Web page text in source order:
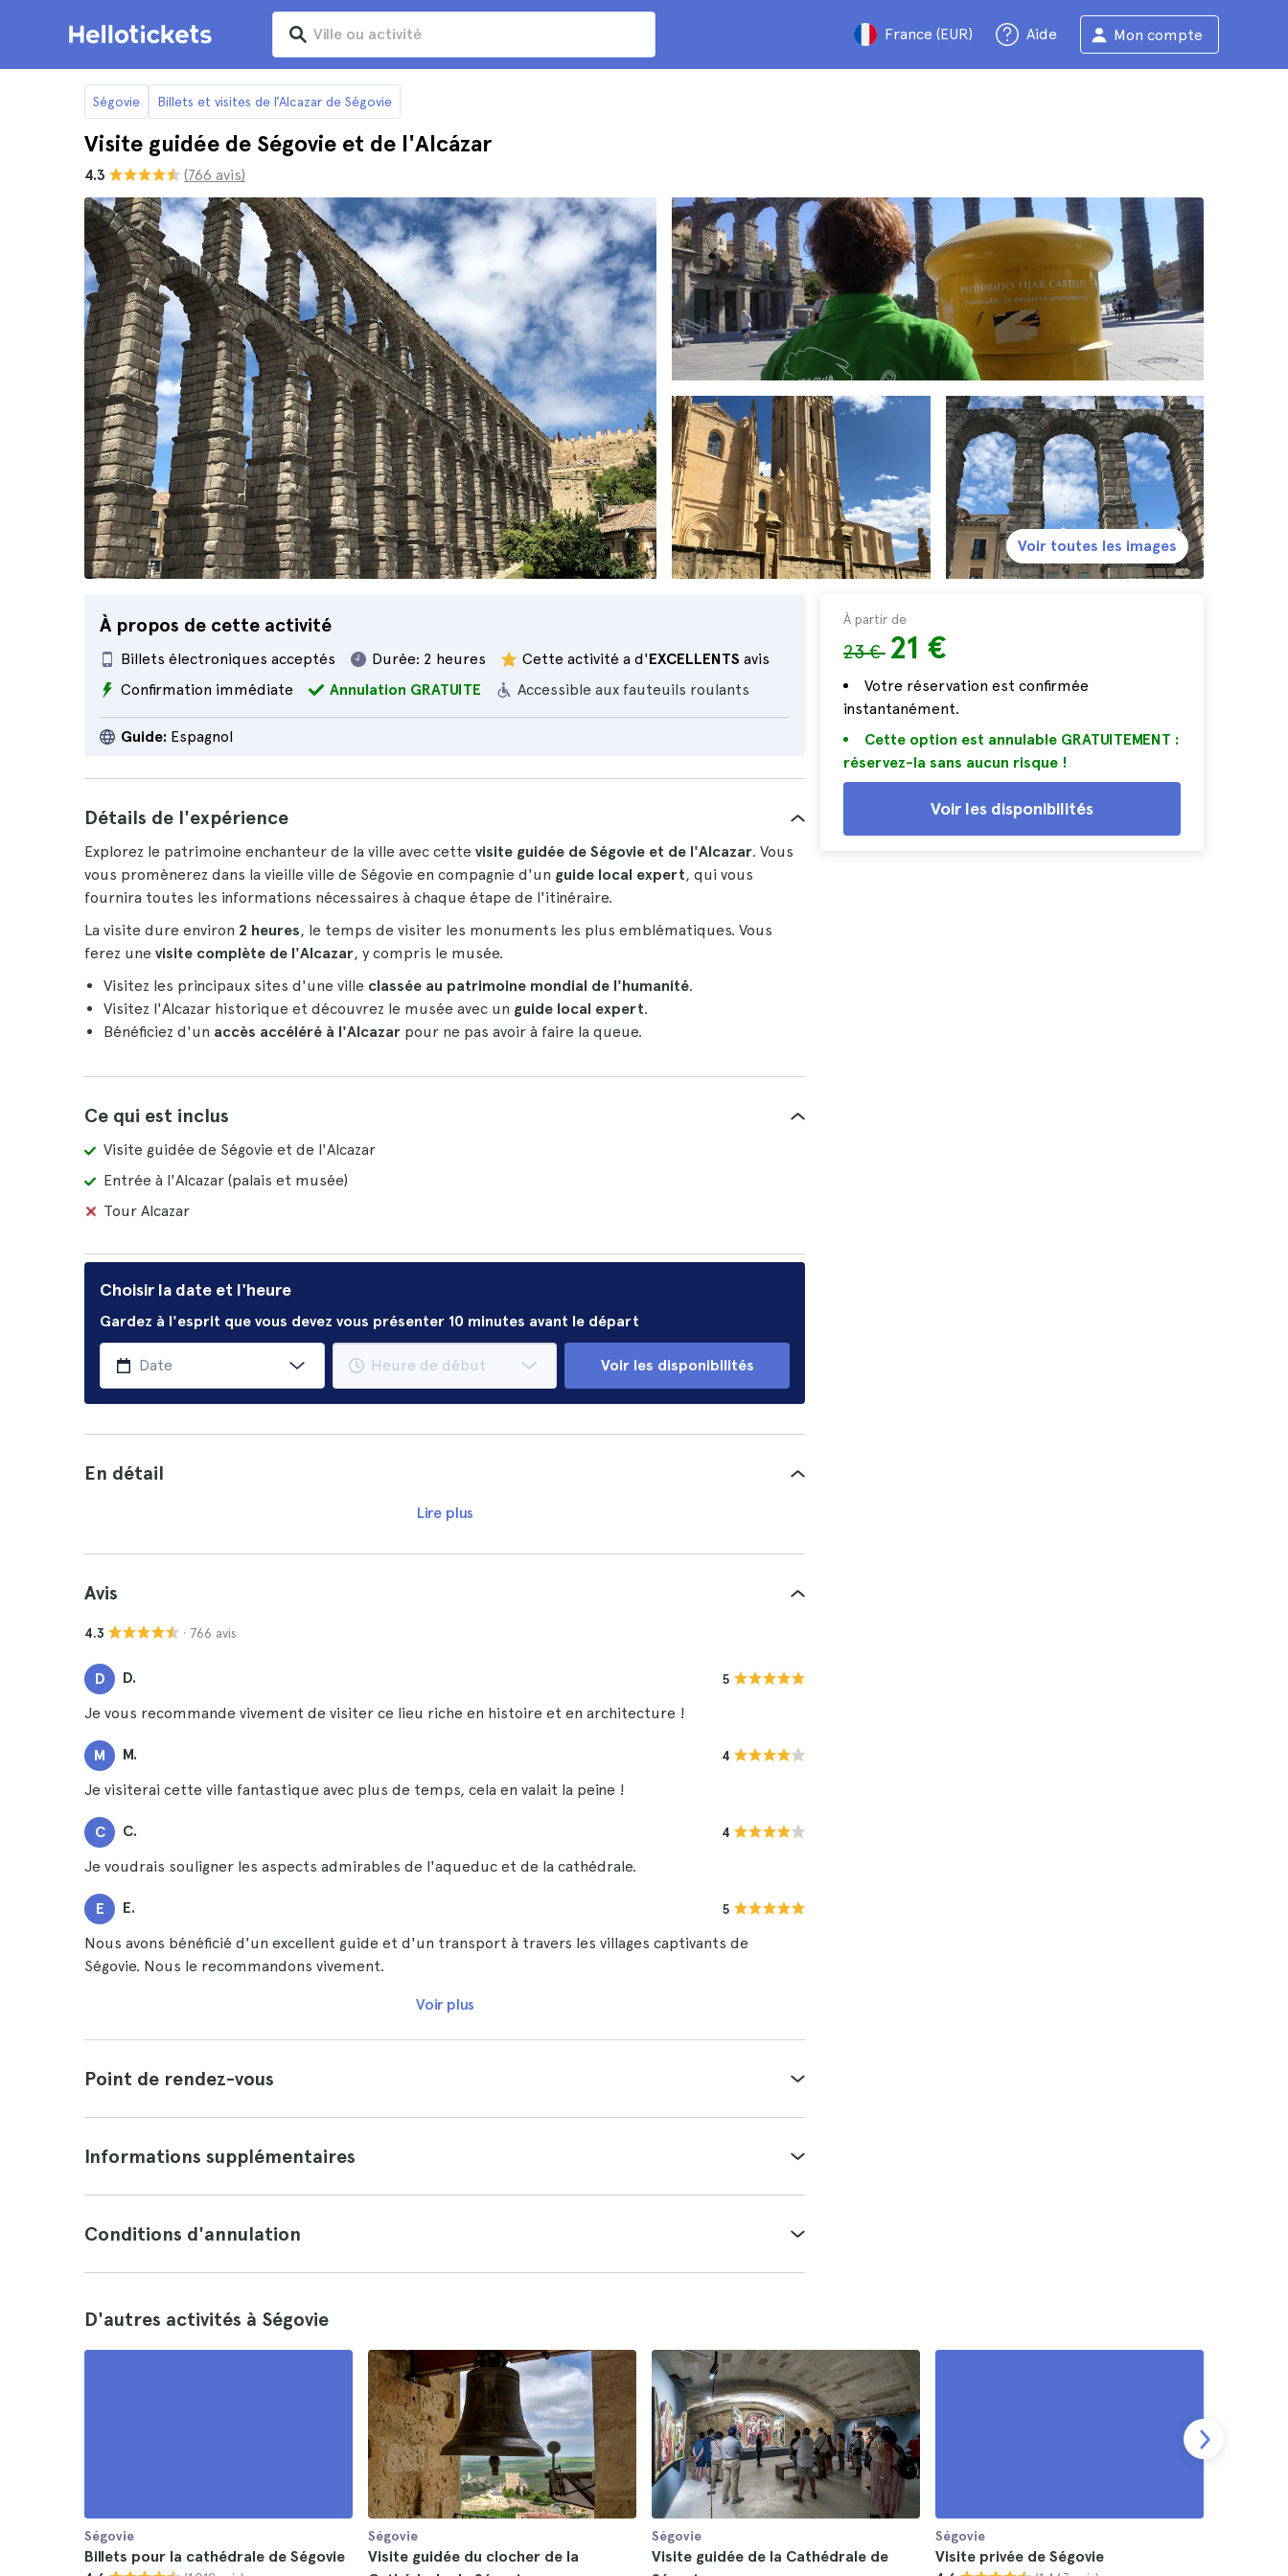
France (EUR) Aide Mon compte
Ségovie Billets et visites de l’Alcazar de Ségovie
Visite guidée de Ségovie et de l'Alcázar
4.3 (766 avis)
À propos de cette activité
Billets électroniques acceptés
Accessible aux fauteuils roulants
Durée: 2 heures Cette activité a d'EXCELLENTS avis
Confirmation immédiate
Annulation GRATUITE
Guide: Espagnol
À partir de
23 € 21 €
Votre réservation est confirmée
instantanément.
Cette option est annulable GRATUITEMENT :
réservez-la sans aucun risque !
Voir les disponibilités
Voir toutes les images
Détails de l'expérience
Explorez le patrimoine enchanteur de la ville avec cette visite guidée de Ségovie et de l'Alcazar. Vous
vous promènerez dans la vieille ville de Ségovie en compagnie d'un guide local expert, qui vous
fournira toutes les informations nécessaires à chaque étape de l'itinéraire.
La visite dure environ 2 heures, le temps de visiter les monuments les plus emblématiques. Vous
ferez une visite complète de l'Alcazar, y compris le musée.
Visitez les principaux sites d'une ville classée au patrimoine mondial de l'humanité.
Visitez l'Alcazar historique et découvrez le musée avec un guide local expert.
Bénéficiez d'un accès accéléré à l'Alcazar pour ne pas avoir à faire la queue.
Ce qui est inclus
Visite guidée de Ségovie et de l'Alcazar
Entrée à l'Alcazar (palais et musée)
Tour Alcazar
Choisir la date et l'heure
Gardez à l'esprit que vous devez vous présenter 10 minutes avant le départ
Voir les disponibilités
En détail
Lire plus
Avis
4.3 · 766 avis
D D. 5
Je vous recommande vivement de visiter ce lieu riche en histoire et en architecture !
M M. 4
Je visiterai cette ville fantastique avec plus de temps, cela en valait la peine !
C C. 4
Je voudrais souligner les aspects admirables de l'aqueduc et de la cathédrale.
E E. 5
Nous avons bénéficié d'un excellent guide et d'un transport à travers les villages captivants de
Ségovie. Nous le recommandons vivement.
Voir plus
Point de rendez-vous
Informations supplémentaires
Conditions d'annulation
D'autres activités à Ségovie
Ségovie
Billets pour la cathédrale de Ségovie
Ségovie
Visite guidée du clocher de la
Ségovie
Visite guidée de la Cathédrale de
Ségovie
Visite privée de Ségovie